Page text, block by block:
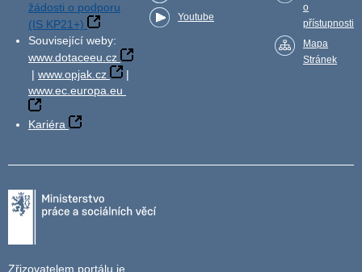
žádosti o podporu
(IS KP21+)
Související weby:
www.dotaceeu.cz
| www.opjak.cz
|
www.ec.europa.eu
Kariéra
Youtube
o
přístupnosti
Mapa
Stránek
Zřizovatelem portálu je